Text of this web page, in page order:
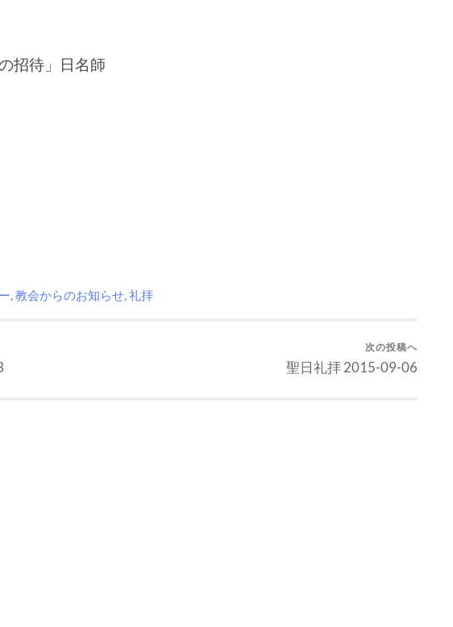
待」日名師
,教会からのお知らせ,礼拝
次の投稿へ
聖日礼拝 2015-09-06